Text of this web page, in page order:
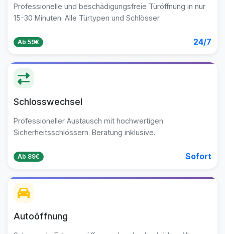
Professionelle und beschädigungsfreie Türöffnung in nur
15-30 Minuten. Alle Türtypen und Schlösser.
Ab 59€ 24/7
Schlosswechsel
Professioneller Austausch mit hochwertigen
Sicherheitsschlössern. Beratung inklusive.
Ab 89€ Sofort
Autoöffnung